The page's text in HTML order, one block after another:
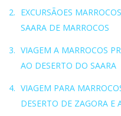
EXCURSÃOES
SAARA DE MARROCOS
VIAGEM A MARROCOS
AO DESERTO DO SAARA
VIAGEM PARA
DESERTO DE ZAGORA E